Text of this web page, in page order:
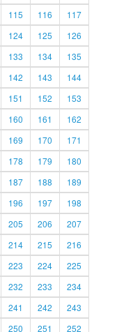
115 116
117
124 125
126
133 134
135
142 143
144
151 152
153
160 161
162
169 170
171
178 179
180
187 188
189
196 197
198
205 206
207
214 215
216
223 224
225
232 233
234
241 242
243
250 251 252